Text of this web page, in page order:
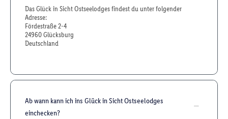
Das Glück in Sicht Ostseelodges findest du unter folgender
Adresse:
Fördestraße 2-4
24960 Glücksburg
Deutschland
Ab wann kann ich ins Glück in Sicht Ostseelodges
einchecken?